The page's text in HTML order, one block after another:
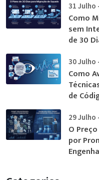
31 Julho
Como
sem
de 30
30 Julho
Como
de
29 Julho
O
por